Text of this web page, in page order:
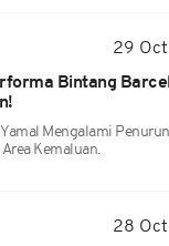
29
Bintang
Mengalami
Kemaluan.
28